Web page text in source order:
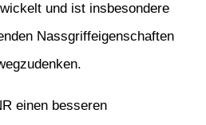
und ist insbesondere
Nassgriffeigenschaften
einen besseren